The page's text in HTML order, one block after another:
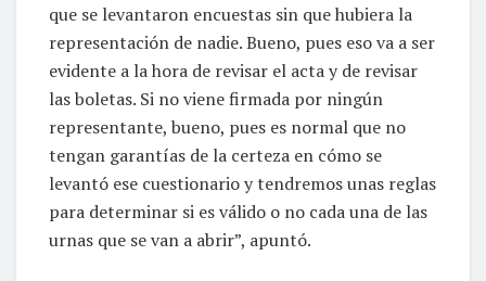
que se levantaron encuestas sin que hubiera la
representación de nadie. Bueno, pues eso va a ser
evidente a la hora de revisar el acta y de revisar
las boletas. Si no viene firmada por ningún
representante, bueno, pues es normal que no
tengan garantías de la certeza en cómo se
levantó ese cuestionario y tendremos unas reglas
para determinar si es válido o no cada una de las
urnas que se van a abrir”, apuntó.